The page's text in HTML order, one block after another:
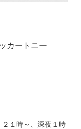
カートニー
１時～、深夜１時